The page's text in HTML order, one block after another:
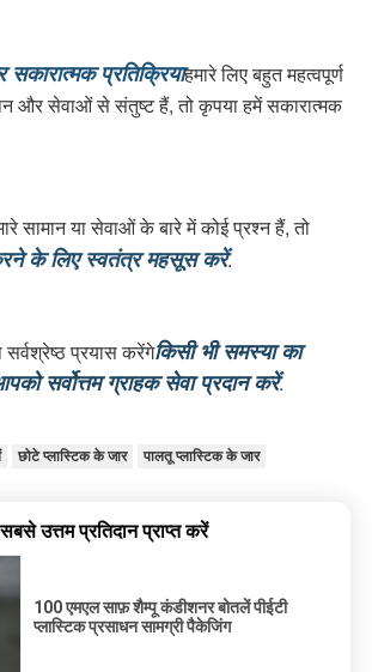
प्रतिक्रियाहमारे लिए बहुत महत्वपूर्ण
और सेवाओं से संतुष्ट हैं, तो कृपया हमें सकारात्मक
सामान या सेवाओं के बारे में कोई प्रश्न हैं, तो
के लिए स्वतंत्र महसूस करें.
प्रयास करेंगेकिसी भी समस्या का
सर्वोत्तम ग्राहक सेवा प्रदान करें.
छोटे प्लास्टिक के जार पालतू प्लास्टिक के जार
सबसे उत्तम प्रतिदान प्राप्त करें
100 एमएल साफ़ शैम्पू कंडीशनर बोतलें पीईटी
प्लास्टिक प्रसाधन सामग्री पैकेजिंग